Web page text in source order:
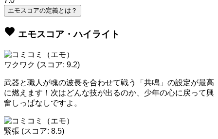
エモスコアの定義とは？
favorite エモスコア・ハイライト
ワクワク (スコア: 9.2)
武器と職人が魂の波長を合わせて戦う「共鳴」の設定が最高
に燃えます！次はどんな技が出るのか、少年の心に戻って興
奮しっぱなしですよ。
緊張 (スコア: 8.5)